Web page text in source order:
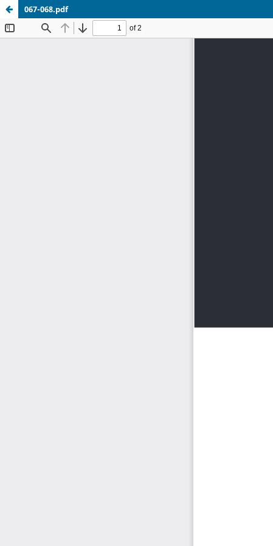
067-068.pdf